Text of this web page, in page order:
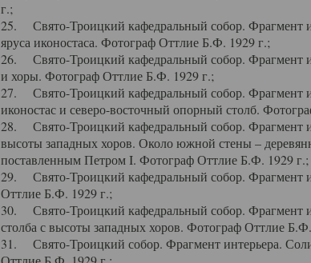
г.;
25. Свято-Троицкий кафедральный собор. Фрагмент
яруса иконостаса. Фотограф Оттлие Б.Ф. 1929 г.;
26. Свято-Троицкий кафедральный собор. Фрагмент
и хоры. Фотограф Оттлие Б.Ф. 1929 г.;
27. Свято-Троицкий кафедральный собор. Фрагмент
иконостас и северо-восточный опорный столб.
28. Свято-Троицкий кафедральный собор. Фрагмент
высоты западных хоров. Около южной стены –
поставленным Петром I. Фотограф Оттлие Б.Ф. 1929 г.;
29. Свято-Троицкий кафедральный собор. Фрагмент
Оттлие Б.Ф. 1929 г.;
30. Свято-Троицкий кафедральный собор. Фрагмент
столба с высоты западных хоров. Фотограф Оттлие
31. Свято-Троицкий собор. Фрагмент интерьера.